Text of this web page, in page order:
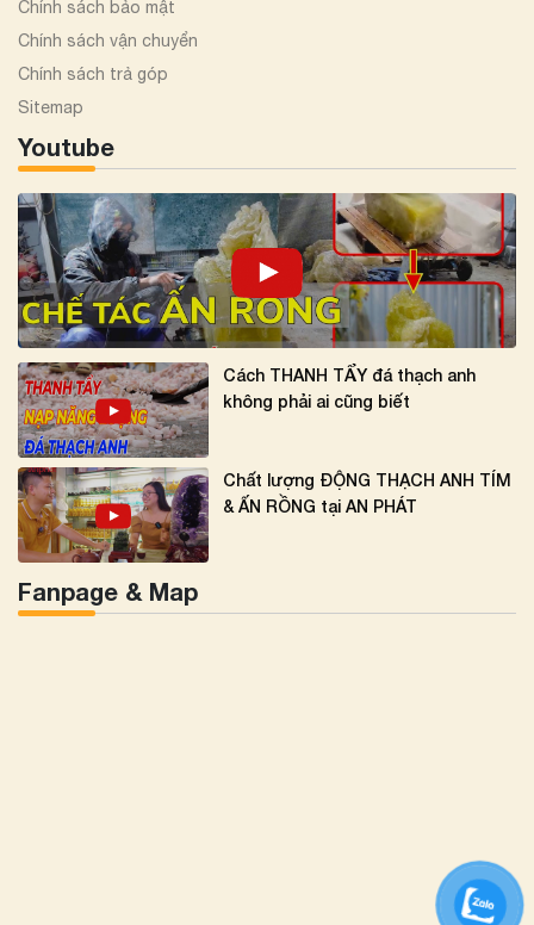
Chính sách bảo mật
Chính sách vận chuyển
Chính sách trả góp
Sitemap
Youtube
Cách THANH TẨY đá thạch anh
không phải ai cũng biết
Chất lượng ĐỘNG THẠCH ANH TÍM
& ẤN RỒNG tại AN PHÁT
Fanpage & Map